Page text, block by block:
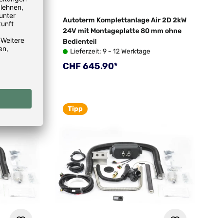
2D 2kW
Panel
Autoterm Komplettanlage Air 2D 2kW
24V mit Montageplatte 80 mm ohne
Bedienteil
Lieferzeit: 9 - 12 Werktage
Regulärer Preis:
CHF 645.90*
Tipp